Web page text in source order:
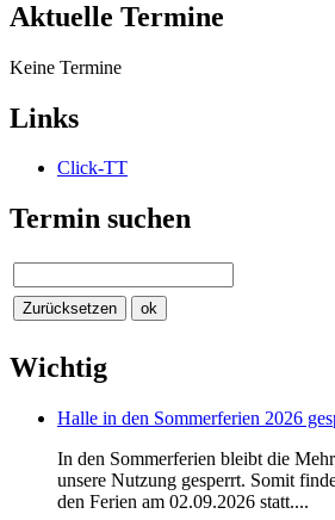
Aktuelle Termine
Keine Termine
Links
Click-TT
Termin suchen
Wichtig
Halle in den Sommerferien 2026
In den Sommerferien bleibt die
unsere Nutzung gesperrt. Somit
den Ferien am 02.09.2026 statt....